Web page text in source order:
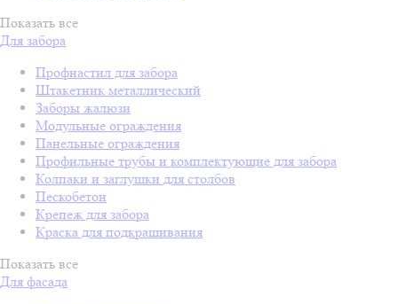
Показать все
Для забора
Профнастил для забора
Штакетник металлический
Заборы жалюзи
Модульные ограждения
Панельные ограждения
Профильные трубы и комплектующие для забора
Колпаки и заглушки для столбов
Пескобетон
Крепеж для забора
Краска для подкрашивания
Показать все
Для фасада